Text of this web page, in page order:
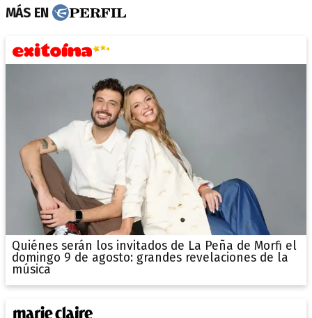
MÁS EN
Quiénes serán los invitados de La Peña de Morfi el
domingo 9 de agosto: grandes revelaciones de la
música